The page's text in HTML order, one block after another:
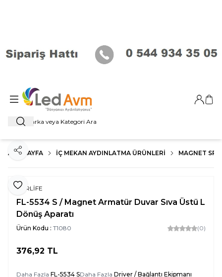
Ara
Giriş
ANA SAYFA İÇ MEKAN AYDINLATMA ÜRÜNLERI MAGNET
Favoriye Ekle
Paylaş
FORLİFE
FL-5534 S / Magnet Armatür Duvar Sıva Üstü L
Dönüş Aparatı
Ürün Kodu : T1080 (0)
376,92 TL
Daha Fazla FL-5534 SDaha Fazla Driver / Bağlantı Ekipmanı